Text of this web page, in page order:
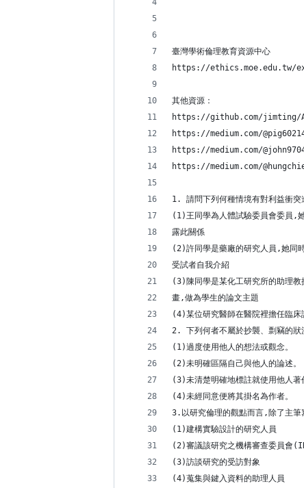
臺灣學術倫理教育資源中心
https://ethics.moe.edu.tw/
其他資源：
https://github.com/jimting/
https://medium.com/@pig60214/
https://medium.com/@john970473/
https://medium.com/
1. 請問下列何種情境有對利益衝
(1)王同學為人體試驗委員會委員,
露此關係
(2)許同學是藥廠的研究人員,她同
受試者自我介紹
(3)陳同學是某化工研究所的助理
畫,做為學生的論文主題
(4)某位研究醫師在醫院裡擔任臨
2. 下列何者不屬於抄襲、剽竊的
(1)過度使用他人的想法或觀念。
(2)未明確區隔自己與他人的論述。
(3)未清楚明確地標註就使用他人著
(4)未經同意便將其掛名為作者。
3.以研究倫理的觀點而言,除了主
(1)建構實驗設計的研究人員
(2)審議該研究之機構審查委員會
(3)訪談研究的受訪對象
(4)蒐集與鍵入資料的助理人員